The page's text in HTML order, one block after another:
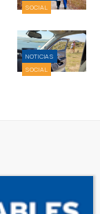
SOCIAL
NOTICIAS
SOCIAL